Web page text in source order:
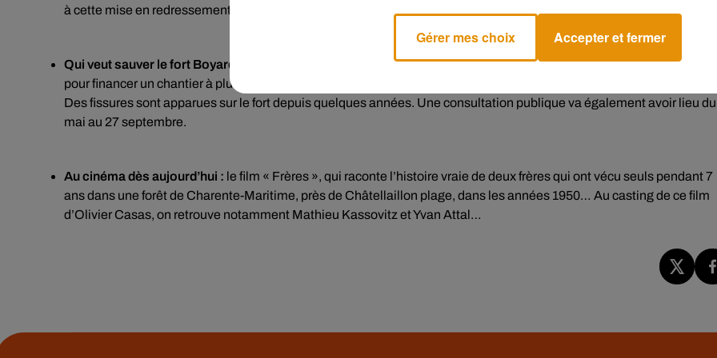
à cette mise en redressement judiciaire. Deux mandataires ont été nommés pour une période d’observation de 6
Qui veut sauver le fort Boyard ?
Le département de Charente-Maritime s’apprête à lancer une campagne de
pour financer un chantier à plusieurs dizaines de milliers d’euros. Objectif ? Sauver le Fort Boyard, menacé par
Des fissures sont apparues sur le fort depuis quelques années. Une consultation publique va également avoir lieu
mai au 27 septembre.
Au cinéma dès aujourd’hui : le film « Frères », qui raconte l’histoire vraie de deux frères qui ont vécu seuls pendant 7
ans dans une forêt de Charente-Maritime, près de Châtellaillon plage, dans les années 1950… Au casting de ce film
d’Olivier Casas, on retrouve notamment Mathieu Kassovitz et Yvan Attal…
Gérer mes choix Accepter et fermer